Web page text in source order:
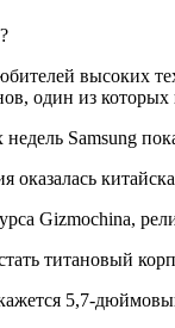
высоких
один из
Samsung
оказалась
Gizmochina,
титановый
5,7-